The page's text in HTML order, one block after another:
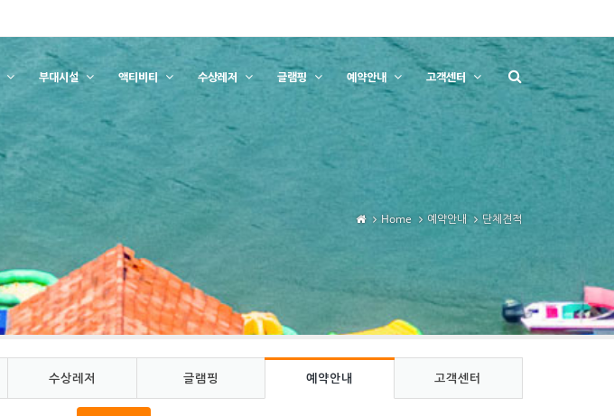
부대시설 액티비티 수상레저 글램핑 예약안내 고객센터
Home 예약안내 단체견적
수상레저 글램핑 예약안내 고객센터